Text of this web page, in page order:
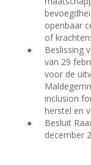
openbaar
of
●
Beslissing
van 29
voor de
inclusion
herstel en
●
Besluit
december